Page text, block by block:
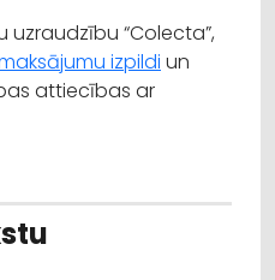
“Colecta”,
izpildi un
attiecības ar